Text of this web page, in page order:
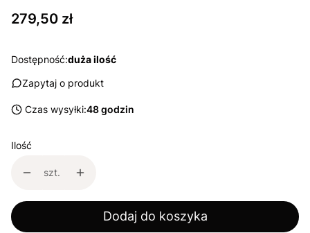
Cena
279,50 zł
Dostępność:duża ilość
Zapytaj o produkt
Czas wysyłki:48 godzin
Ilość
szt.
Dodaj do koszyka